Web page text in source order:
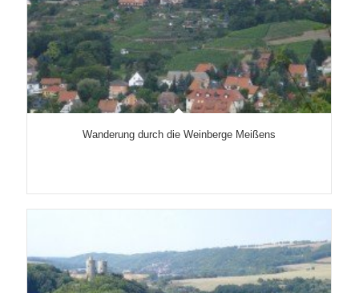
Wanderung durch die Weinberge Meißens